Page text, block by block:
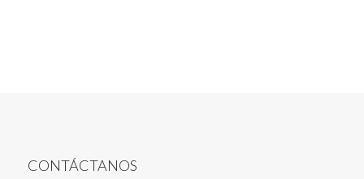
CONTÁCTANOS